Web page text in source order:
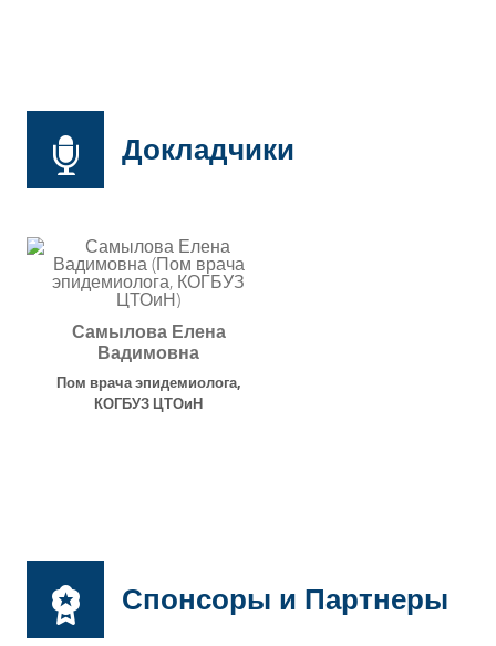
Докладчики
Самылова Елена
Вадимовна
Пом врача эпидемиолога,
КОГБУЗ ЦТОиН
Спонсоры и Партнеры